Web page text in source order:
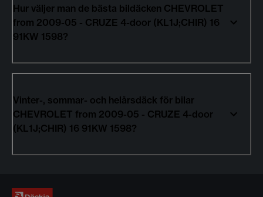
Hur väljer man de bästa bildäcken CHEVROLET
from 2009-05 - CRUZE 4-door (KL1J;CHIR) 16
91KW 1598?
Vinter-, sommar- och helårsdäck för bilar
CHEVROLET from 2009-05 - CRUZE 4-door
(KL1J;CHIR) 16 91KW 1598?